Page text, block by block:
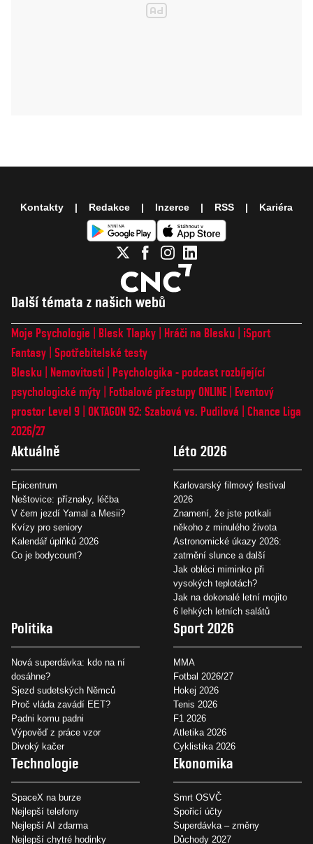
Další témata z našich webů
Moje Psychologie Blesk Tlapky Hráči na Blesku
iSport
Fantasy Spotřebitelské testy
Blesku
Nemovitosti
Psychologika - podcast rozbíjející
psychologické mýty
Fotbalové přestupy ONLINE
Eventový
prostor Level 9 OKTAGON 92: Szabová vs. Pudilová
Chance Liga
2026/27
Aktuálně
Epicentrum
Neštovice: příznaky, léčba
V čem jezdí Yamal a Mesii?
Kvízy pro seniory
Kalendář úplňků 2026
Co je bodycount?
Léto 2026
Karlovarský filmový festival
2026
Znamení, že jste potkali
někoho z minulého života
Astronomické úkazy 2026:
zatmění slunce a další
Jak obléci miminko při
vysokých teplotách?
Jak na dokonalé letní mojito
6 lehkých letních salátů
Politika
Nová superdávka: kdo na ní
dosáhne?
Sjezd sudetských Němců
Proč vláda zavádí EET?
Padni komu padni
Výpověď z práce vzor
Divoký kačer
Sport 2026
MMA
Fotbal 2026/27
Hokej 2026
Tenis 2026
F1 2026
Atletika 2026
Cyklistika 2026
Technologie
SpaceX na burze
Nejlepší telefony
Nejlepší AI zdarma
Nejlepší chytré hodinky
Ekonomika
Smrt OSVČ
Spořicí účty
Superdávka – změny
Důchody 2027
Kontakty Redakce Inzerce RSS Kariéra